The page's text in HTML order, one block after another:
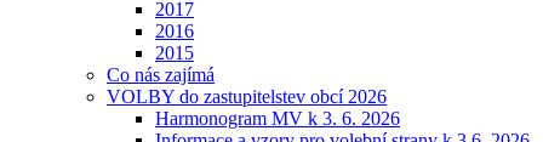
2017
2016
2015
Co nás zajímá
VOLBY do zastupitelstev obcí 2026
Harmonogram MV k 3. 6. 2026